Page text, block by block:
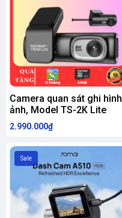
Camera quan sát ghi hình
ảnh, Model TS-2K Lite
2.990.000₫
Sale